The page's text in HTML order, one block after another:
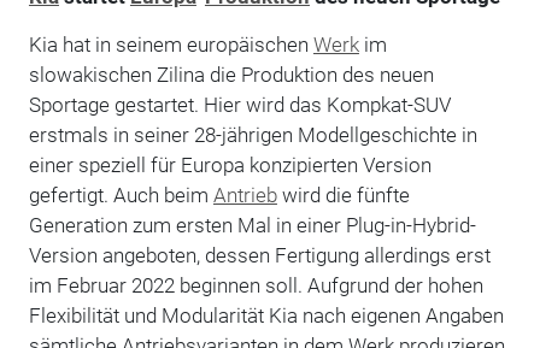
Kia hat in seinem europäischen Werkim
slowakischen Zilina die Produktion des neuen
Sportage gestartet. Hier wird das Kompkat-SUV
erstmals in seiner 28-jährigen Modellgeschichte in
einer speziell für Europa konzipierten Version
gefertigt. Auch beim Antriebwird die fünfte
Generation zum ersten Mal in einer Plug-in-Hybrid-
Version angeboten, dessen Fertigung allerdings erst
im Februar 2022 beginnen soll. Aufgrund der hohen
Flexibilität und Modularität Kia nach eigenen Angaben